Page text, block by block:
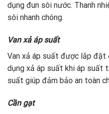
dụng đun sôi nước. Thanh
sôi nhanh chóng.
Van xả áp suất
Van xả áp suất được lắp đặt
dụng xả áp suất khi áp suất
suất giúp đảm bảo an toàn
Cần gạt